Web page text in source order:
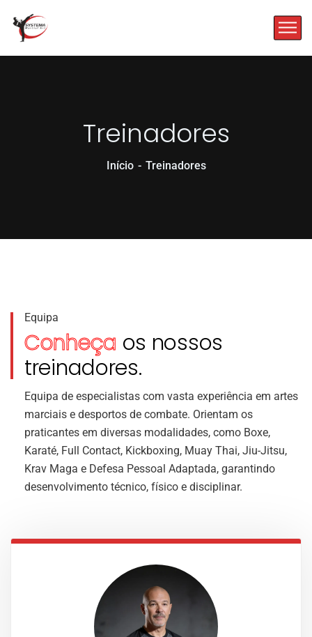
Treinadores
Início Treinadores
Equipa
Conheça os nossos
treinadores.
Equipa de especialistas com vasta experiência em artes
marciais e desportos de combate. Orientam os
praticantes em diversas modalidades, como Boxe,
Karaté, Full Contact, Kickboxing, Muay Thai, Jiu-Jitsu,
Krav Maga e Defesa Pessoal Adaptada, garantindo
desenvolvimento técnico, físico e disciplinar.